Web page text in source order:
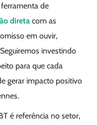
de
direta com as
em ouvir,
investindo
para que cada
gerar impacto positivo
é referência no setor,